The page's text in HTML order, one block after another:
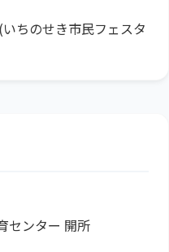
ちのせき市民フェスタ
センター 開所